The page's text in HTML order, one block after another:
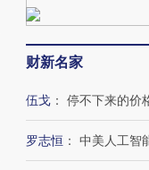
财新名家
伍戈 ： 停不下来的价
罗志恒 ： 中美人工智